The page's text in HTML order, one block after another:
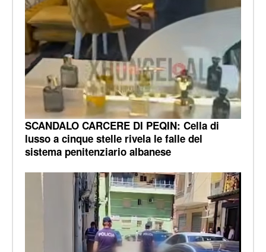
SCANDALO CARCERE DI PEQIN: Cella di
lusso a cinque stelle rivela le falle del
sistema penitenziario albanese